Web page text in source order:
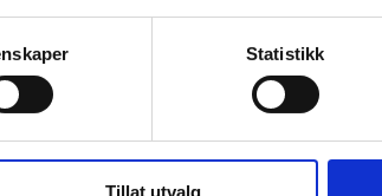
Statistikk
Tillat utvalg